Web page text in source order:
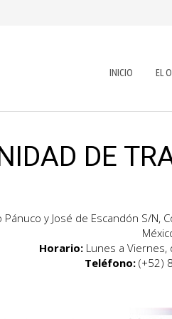
INICIO EL
DE
Pánuco y José de Escandón S/N,
Horario: Lunes a
Teléfono:(+52)